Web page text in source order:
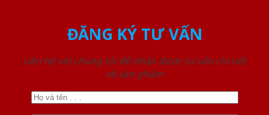
ĐĂNG KÝ TƯ VẤN
Liên hệ với chúng tôi để nhận được tư vấn chi tiết
về sản phẩm